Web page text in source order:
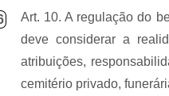
Art. 10. A regulação do
deve considerar a
atribuições,
cemitério privado,